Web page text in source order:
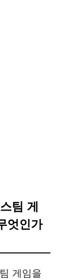
팀 게
엇인가
게임을